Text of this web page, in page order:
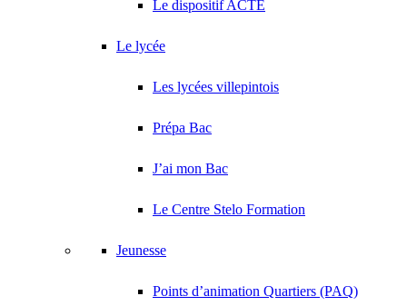
Le dispositif ACTE
Le lycée
Les lycées villepintois
Prépa Bac
J’ai mon Bac
Le Centre Stelo Formation
Jeunesse
Points d’animation Quartiers (PAQ)